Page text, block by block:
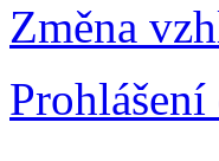
Změna